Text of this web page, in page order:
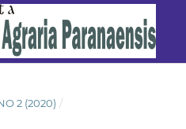
2 (2020) /